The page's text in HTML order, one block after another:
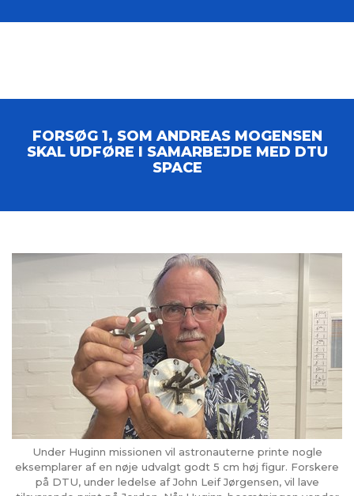
FORSØG 1, SOM ANDREAS MOGENSEN
SKAL UDFØRE I SAMARBEJDE MED DTU
SPACE
Under Huginn missionen vil astronauterne printe nogle
eksemplarer af en nøje udvalgt godt 5 cm høj figur. Forskere
på DTU, under ledelse af John Leif Jørgensen, vil lave